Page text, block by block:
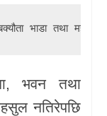
भाडा तथा महसुल
भवन तथा
नतिरेपछि